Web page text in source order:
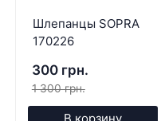
Шлепанцы SOPRA
170226
300 грн.
1 300 грн.